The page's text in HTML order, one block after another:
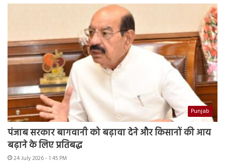
Punjab
पंजाब सरकार बागवानी को बढ़ावा देने और किसानों की आय
बढ़ाने के लिए प्रतिबद्ध
24 July 2026 - 1:45 PM